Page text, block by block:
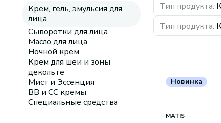
Крем, гель, эмульсия для
лица
Сыворотки для лица
Масло для лица
Ночной крем
Крем для шеи и зоны
декольте
Мист и Эссенция
BB и CC кремы
Специальные средства
Тип продукта:
Тип продукта:
Новинка
MATIS